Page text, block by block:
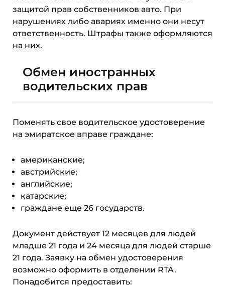
защитой прав собственников авто. При
нарушениях либо авариях именно они несут
ответственность. Штрафы также оформляются
на них.
Обмен иностранных
водительских прав
Поменять свое водительское удостоверение
на эмиратское вправе граждане:
американские;
австрийские;
английские;
катарские;
граждане еще 26 государств.
Документ действует 12 месяцев для людей
младше 21 года и 24 месяца для людей старше
21 года. Заявку на обмен удостоверения
возможно оформить в отделении RTA.
Понадобится предоставить: